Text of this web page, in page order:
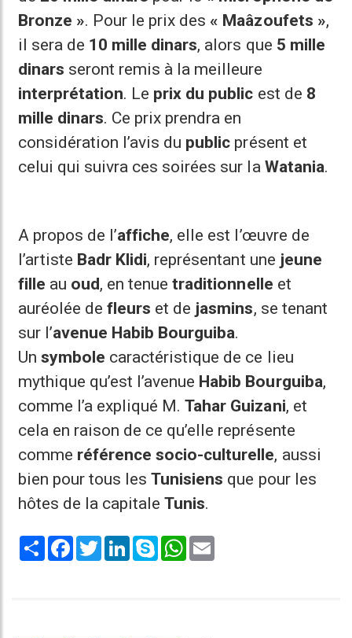
Bronze ». Pour le prix des « Maâzoufets »,
il sera de 10 mille dinars, alors que 5 mille
dinars seront remis à la meilleure
interprétation. Le prix du public est de 8
mille dinars. Ce prix prendra en
considération l’avis du public présent et
celui qui suivra ces soirées sur la Watania.
A propos de l’affiche, elle est l’œuvre de
l’artiste Badr Klidi, représentant une jeune
fille au oud, en tenuetraditionnelle et
auréolée defleurs et de jasmins, se tenant
sur l’avenue Habib Bourguiba.
Unsymbole caractéristique de ce lieu
mythique qu’est l’avenue Habib Bourguiba,
comme l’a expliqué M.Tahar Guizani, et
cela en raison de ce qu’elle représente
comme référence socio-culturelle, aussi
bien pour tous lesTunisiens que pour les
hôtes de la capitaleTunis.
Share Facebook
TwitterLinkedInSkype WhatsApp